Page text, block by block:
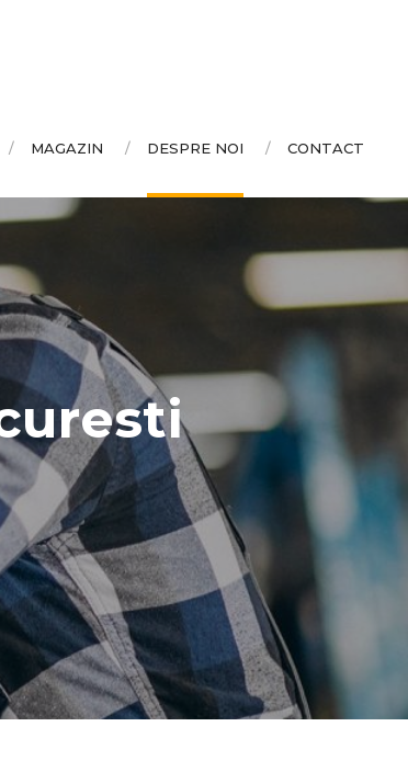
MAGAZIN DESPRE NOI CONTACT